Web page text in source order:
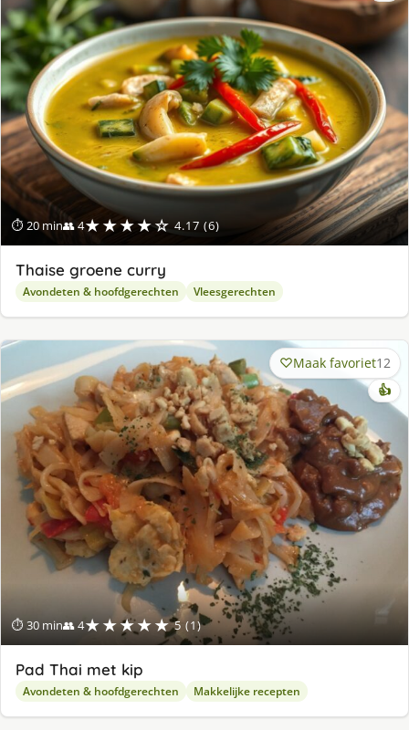
⏱ 20 min👥 4★★★★☆ 4.17 (6)
Thaise groene curry
Avondeten & hoofdgerechten Vleesgerechten
⏱ 30 min👥 4★★★★★ 5 (1)
Maak favoriet12
👍
Pad Thai met kip
Avondeten & hoofdgerechten Makkelijke recepten